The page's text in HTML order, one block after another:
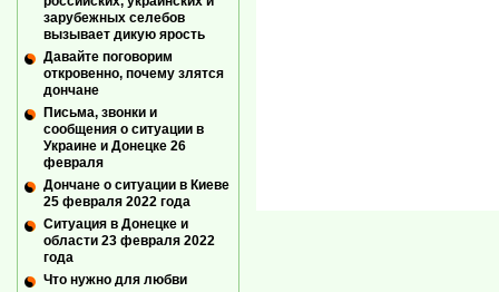
зарубежных селебов
вызывает дикую ярость
Давайте поговорим
откровенно, почему злятся
дончане
Письма, звонки и
сообщения о ситуации в
Украине и Донецке 26
февраля
Дончане о ситуации в Киеве
25 февраля 2022 года
Ситуация в Донецке и
области 23 февраля 2022
года
Что нужно для любви